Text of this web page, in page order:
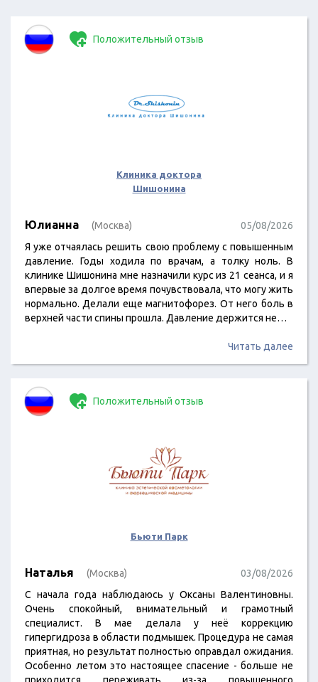
Положительный отзыв
Клиника доктора
Шишонина
Юлианна (Москва)
05/08/2026
Я уже отчаялась решить свою проблему с повышенным
давление. Годы ходила по врачам, а толку ноль. В
клинике Шишонина мне назначили курс из 21 сеанса, и я
впервые за долгое время почувствовала, что могу жить
нормально. Делали еще магнитофорез. От него боль в
верхней части спины прошла. Давление держится не…
Читать далее
Положительный отзыв
Бьюти Парк
Наталья (Москва)
03/08/2026
С начала года наблюдаюсь у Оксаны Валентиновны.
Очень спокойный, внимательный и грамотный
специалист. В мае делала у неё коррекцию
гипергидроза в области подмышек. Процедура не самая
приятная, но результат полностью оправдал ожидания.
Особенно летом это настоящее спасение - больше не